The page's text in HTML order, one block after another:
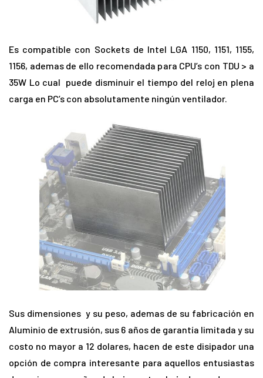
Es compatible con Sockets de Intel LGA 1150, 1151, 1155,
1156, ademas de ello recomendada para CPU’s con TDU > a
35W Lo cual puede disminuir el tiempo del reloj en plena
carga en PC’s con absolutamente ningún ventilador.
Sus dimensiones y su peso, ademas de su fabricación en
Aluminio de extrusión, sus 6 años de garantía limitada y su
costo no mayor a 12 dolares, hacen de este disipador una
opción de compra interesante para aquellos entusiastas